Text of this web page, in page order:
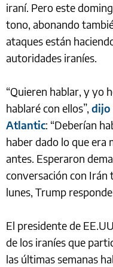
iraní. Pero este
tono, abonando
ataques están
autoridades iraníes.
“Quieren hablar, y yo
hablaré con ellos”, dijo
Atlantic: “Deberían
haber dado lo que era
antes. Esperaron
conversación con
lunes, Trump
El presidente de
de los iraníes que
las últimas semanas